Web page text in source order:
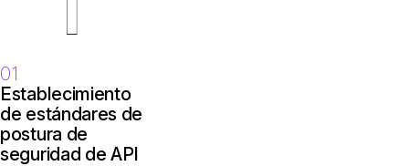
01
Establecimiento
de estándares de
postura de
seguridad de API